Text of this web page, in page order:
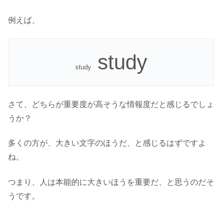
例えば、
study study
さて、どちらが重要度が高そうな情報度だと感じるでしょ
うか？
多くの方が、大きい文字のほうだ、と感じるはずですよ
ね。
つまり、人は本能的に大きいほうを重要だ、と思うのだそ
うです。